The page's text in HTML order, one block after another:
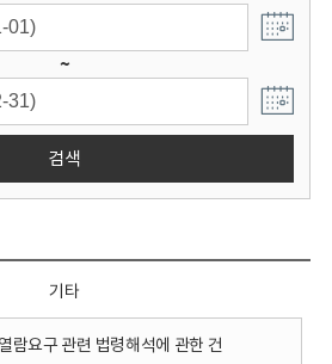
~
검색
기타
람요구 관련 법령해석에 관한 건